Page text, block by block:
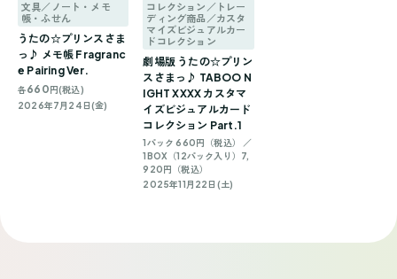
文具／ノート・メモ
帳・ふせん
うたの☆プリンスさま
っ♪ メモ帳 Fragranc
e Pairing Ver.
各660円(税込)
2026年7月24日(金)
コレクション／トレー
ディング商品／カスタ
マイズビジュアルカー
ドコレクション
劇場版 うたの☆プリン
スさまっ♪ TABOO N
IGHT XXXX カスタマ
イズビジュアルカード
コレクション Part.1
1パック 660円（税込） ／
1BOX（12パック入り）7,
920円（税込）
2025年11月22日(土)